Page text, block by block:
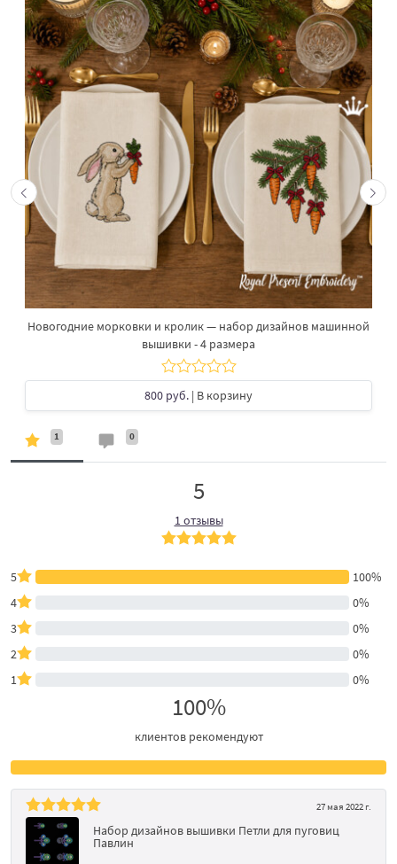
Новогодние морковки и кролик — набор дизайнов машинной
вышивки - 4 размера
800 руб. | В корзину
1 0
5
1 отзывы
5
100%
4
0%
3
0%
2
0%
1
0%
100%
клиентов рекомендуют
27 мая 2022 г.
Набор дизайнов вышивки Петли для пуговиц
Павлин